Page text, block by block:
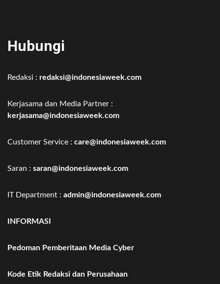
Hubungi
Redaksi : redaksi@indonesiaweek.com
Kerjasama dan Media Partner :
kerjasama@indonesiaweek.com
Customer Service : care@indonesiaweek.com
Saran : saran@indonesiaweek.com
IT Department : admin@indonesiaweek.com
INFORMASI
Pedoman Pemberitaan Media Cyber
Kode Etik Redaksi dan Perusahaan